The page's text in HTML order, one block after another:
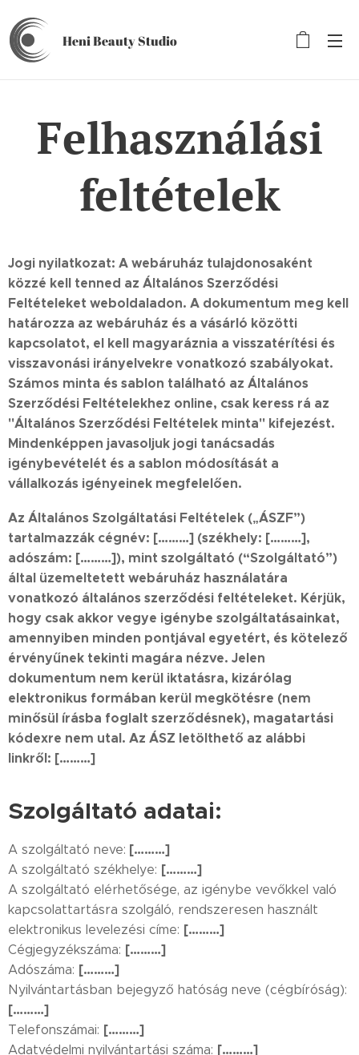
Heni BeautyStudio
Felhasználási
feltételek
Jogi nyilatkozat: A webáruház tulajdonosaként
közzé kell tenned az Általános Szerződési
Feltételeket weboldaladon. A dokumentum meg kell
határozza az webáruház és a vásárló közötti
kapcsolatot, el kell magyaráznia a visszatérítési és
visszavonási irányelvekre vonatkozó szabályokat.
Számos minta és sablon található az Általános
Szerződési Feltételekhez online, csak keress rá az
"Általános Szerződési Feltételek minta" kifejezést.
Mindenképpen javasoljuk jogi tanácsadás
igénybevételét és a sablon módosítását a
vállalkozás igényeinek megfelelően.
Az Általános Szolgáltatási Feltételek („ÁSZF”)
tartalmazzák cégnév: [………] (székhely: [………],
adószám: [………]), mint szolgáltató (“Szolgáltató”)
által üzemeltetett webáruház használatára
vonatkozó általános szerződési feltételeket. Kérjük,
hogy csak akkor vegye igénybe szolgáltatásainkat,
amennyiben minden pontjával egyetért, és kötelező
érvényűnek tekinti magára nézve. Jelen
dokumentum nem kerül iktatásra, kizárólag
elektronikus formában kerül megkötésre (nem
minősül írásba foglalt szerződésnek), magatartási
kódexre nem utal. Az ÁSZ letölthető az alábbi
linkről: [………]
Szolgáltató adatai:
A szolgáltató neve: [………]
A szolgáltató székhelye: [………]
A szolgáltató elérhetősége, az igénybe vevőkkel való
kapcsolattartásra szolgáló, rendszeresen használt
elektronikus levelezési címe: [………]
Cégjegyzékszáma: [………]
Adószáma: [………]
Nyilvántartásban bejegyző hatóság neve (cégbíróság):
[………]
Telefonszámai: [………]
Adatvédelmi nyilvántartási száma: [………]